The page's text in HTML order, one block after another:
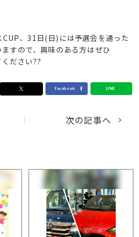
、31日(日)には予選会を通った
すので、興味のある方はぜひ
ださい??
次の記事へ